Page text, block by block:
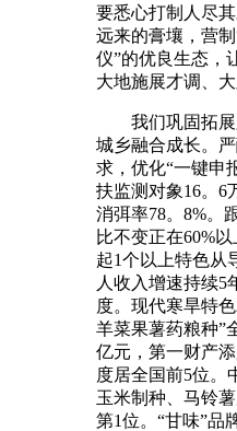
要悉心打制人尽
远来的膏壤，营
仪”的优良生态，
大地施展才调、大
我们巩固拓展
城乡融合成长。
求，优化“一键申
扶监测对象16。6
消弭率78。8%。
比不变正在60%
起1个以上特色从
人收入增速持续5
度。现代寒旱特
羊菜果薯药粮种”
亿元，第一财产
度居全国前5位。
玉米制种、马铃
第1位。“甘味”品